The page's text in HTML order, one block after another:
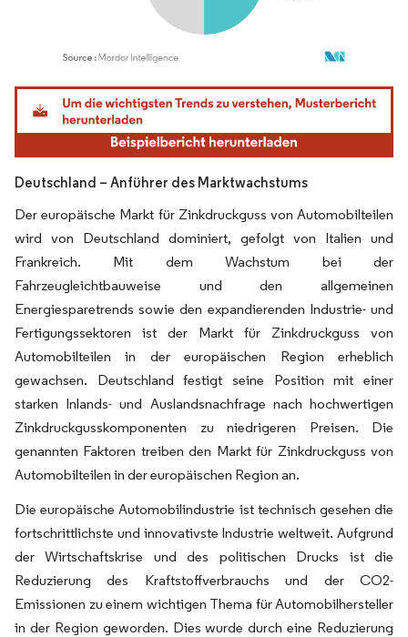
Bild © Mordor Intelligence. Wiederverwendung erfordert Namensnennung gemäß
Deutschland – Anführer des Marktwachstums
Der europäische Markt für Zinkdruckguss von Automobilteilen
wird von Deutschland dominiert, gefolgt von Italien und
Frankreich. Mit dem Wachstum bei der
Fahrzeugleichtbauweise und den allgemeinen
Energiesparetrends sowie den expandierenden Industrie- und
Fertigungssektoren ist der Markt für Zinkdruckguss von
Automobilteilen in der europäischen Region erheblich
gewachsen. Deutschland festigt seine Position mit einer
starken Inlands- und Auslandsnachfrage nach hochwertigen
Zinkdruckgusskomponenten zu niedrigeren Preisen. Die
genannten Faktoren treiben den Markt für Zinkdruckguss von
Automobilteilen in der europäischen Region an.
Die europäische Automobilindustrie ist technisch gesehen die
fortschrittlichste und innovativste Industrie weltweit. Aufgrund
der Wirtschaftskrise und des politischen Drucks ist die
Reduzierung des Kraftstoffverbrauchs und der CO2-
Emissionen zu einem wichtigen Thema für Automobilhersteller
in der Region geworden. Dies wurde durch eine Reduzierung